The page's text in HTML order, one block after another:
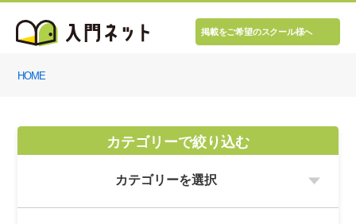
掲載をご希望のスクール様へ
HOME
カテゴリーで絞り込む